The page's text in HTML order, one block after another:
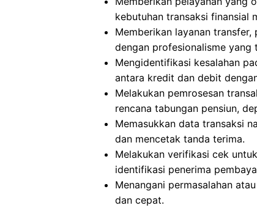
kebutuhan transaksi finansial
Memberikan layanan
dengan profesionalisme yang
Mengidentifikasi kesalahan
antara kredit dan debit
Melakukan pemrosesan
rencana tabungan pensiun,
Memasukkan data transaksi
dan mencetak tanda terima.
Melakukan verifikasi cek
identifikasi penerima
Menangani permasalahan
dan cepat.